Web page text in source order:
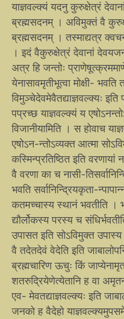
याज्ञवल्क्यं यदनु कुरुक्षेत्रं
ब्रह्मसदनम् । अविमुक्तं वै
ब्रह्मसदनम् । तस्माद्यत्र
। इदं वैकुरुक्षेत्रं देवानां
अत्र हि जन्तोः
येनासावमृतीभूत्वा मोक्षी-
विमुञ्चेदेवमेवैतद्याज्ञवल्क्यः
पप्रच्छ याज्ञवल्क्यं य
विजानीयामिति । स होवाच
एषोऽन-न्तोऽव्यक्त आत्मा
कस्मिन्प्रतिष्ठित इति वरणायां
वै वरणा का च नासी-
भवति सर्वानिन्द्रियकृता-
कतमच्चास्य स्थानं भवतीति ।
द्यौर्लोकस्य परस्य च
उपासत इति सोऽविमुक्त उपास्य
वै तदेतदेवं वेदेति इति
ब्रह्मचारिण ऊचुः किं
शतरुद्रियेणेत्येतानि ह वा
एव- मेवतद्याज्ञवल्क्यः इति
जनको ह वैदेहो